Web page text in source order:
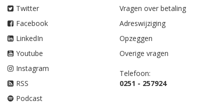
Twitter
Facebook
LinkedIn
Youtube
Instagram
RSS
Podcast
Vragen over betaling
Adreswijziging
Opzeggen
Overige vragen
Telefoon:
0251 - 257924